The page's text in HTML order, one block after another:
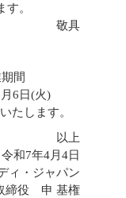
。
敬具
間
6日(火)
たします。
以上
令和7年4月4日
ィ・ジャパン
締役 申 基権